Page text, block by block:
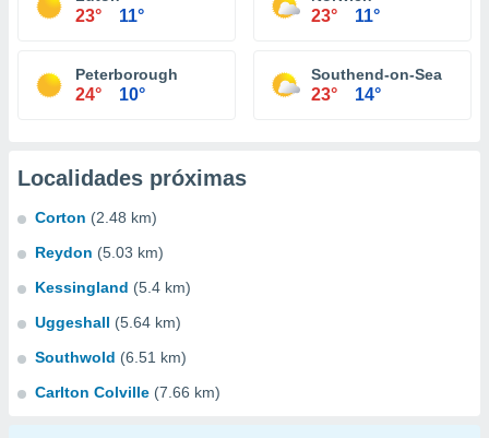
23° 11° 23° 11°
Peterborough
24° 10°
Southend-on-Sea
23° 14°
Localidades próximas
Corton (2.48 km)
Reydon (5.03 km)
Kessingland (5.4 km)
Uggeshall (5.64 km)
Southwold (6.51 km)
Carlton Colville (7.66 km)